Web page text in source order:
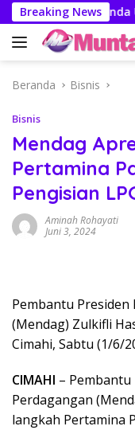
Langsung
ke
konten
Breaking News
Berganda Untuk
Beranda Bisnis
Bisnis
Mendag
Pertamina
Pengisian
Aminah Rohayati
Juni 3, 2024
Pembantu
(Mendag) Zulkifli
Cimahi, Sabtu (1/6/
CIMAHI –
Perdagangan
langkah Pertamina